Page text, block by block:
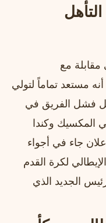
مع
مستعد تماماً لتولي
فشل الفريق في
الذي يُقام في المكسيك وكندا
جاء في أجواء
لكرة القدم
الرئيس الجديد الذي